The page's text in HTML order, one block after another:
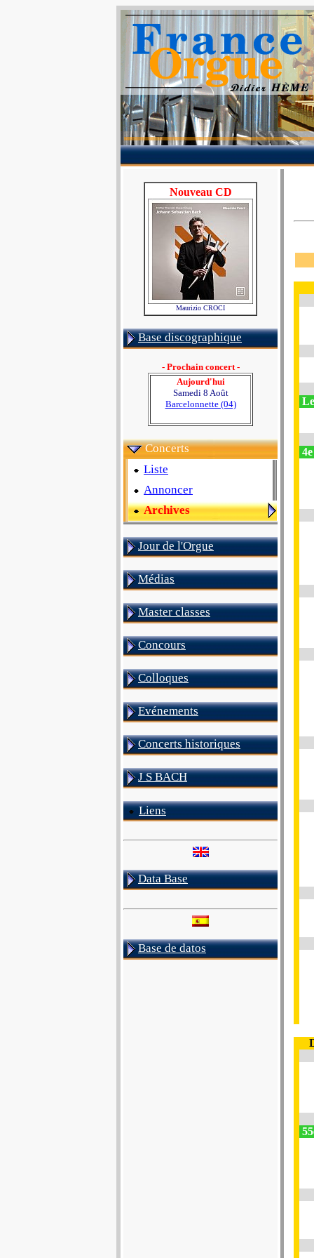
Nouveau CD
Maurizio CROCI
Base discographique
- Prochain concert -
Aujourd'hui
Samedi 8 Août
Barcelonnette (04)
Concerts
Liste
Annoncer
Archives
Jour de l'Orgue
Médias
Master classes
Concours
Colloques
Evénements
Concerts historiques
J S BACH
Liens
Data Base
Base de datos